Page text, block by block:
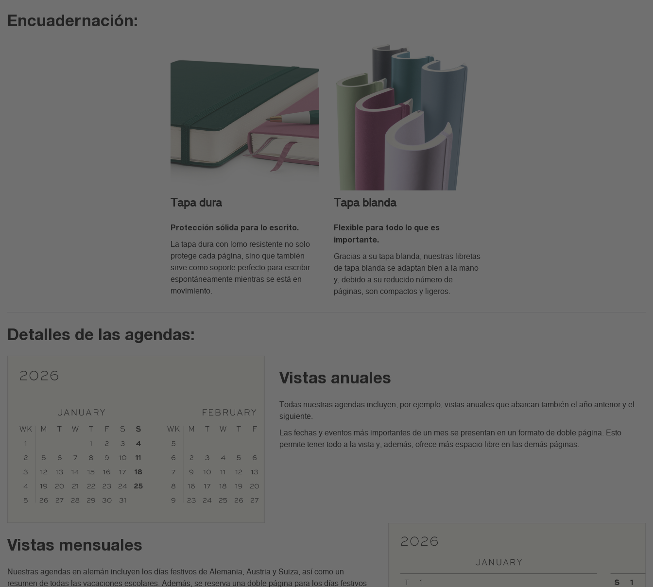
Encuadernación:
Tapa dura
Protección sólida para lo escrito.
La tapa dura con lomo resistente no solo
protege cada página, sino que también
sirve como soporte perfecto para escribir
espontáneamente mientras se está en
movimiento.
Tapa blanda
Flexible para todo lo que es
importante.
Gracias a su tapa blanda, nuestras libretas
de tapa blanda se adaptan bien a la mano
y, debido a su reducido número de
páginas, son compactos y ligeros.
Detalles de las agendas:
Vistas anuales
Todas nuestras agendas incluyen, por ejemplo, vistas anuales que abarcan también el año anterior y el
siguiente.
Las fechas y eventos más importantes de un mes se presentan en un formato de doble página. Esto
permite tener todo a la vista y, además, ofrece más espacio libre en las demás páginas.
Vistas mensuales
Nuestras agendas en alemán incluyen los días festivos de Alemania, Austria y Suiza, así como un
resumen de todas las vacaciones escolares. Además, se reserva una doble página para los días festivos